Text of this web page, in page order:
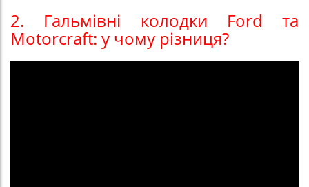
2. Гальмівні колодки Ford та
Motorcraft: у чому різниця?